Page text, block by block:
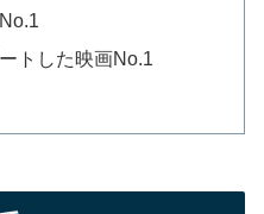
トした映画No.1